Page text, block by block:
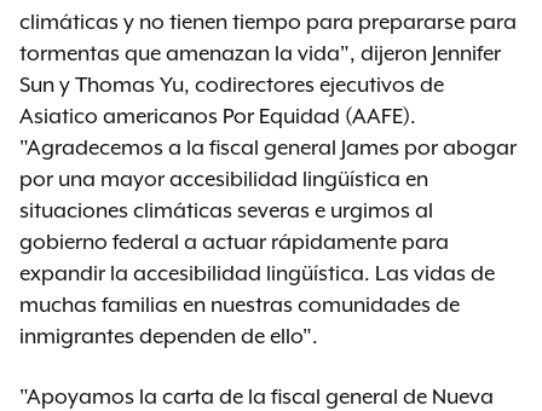
climáticas y no tienen tiempo para prepararse para
tormentas que amenazan la vida", dijeron Jennifer
Sun y Thomas Yu, codirectores ejecutivos de
Asiatico americanos Por Equidad (AAFE).
"Agradecemos a la fiscal general James por abogar
por una mayor accesibilidad lingüística en
situaciones climáticas severas e urgimos al
gobierno federal a actuar rápidamente para
expandir la accesibilidad lingüística. Las vidas de
muchas familias en nuestras comunidades de
inmigrantes dependen de ello".
"Apoyamos la carta de la fiscal general de Nueva